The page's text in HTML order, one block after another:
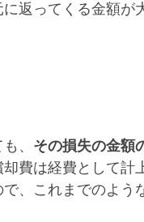
返ってくる金額が
、 その損失の金額
費は経費として計
、これまでのよう